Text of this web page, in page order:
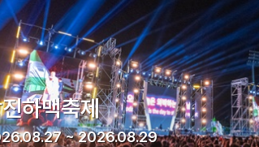
하맥축제
~ 2026.08.29